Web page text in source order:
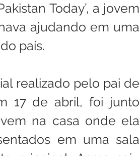
Today’, a jovem
ajudando em uma
país.
realizado pelo pai de
17 de abril, foi junto
na casa onde ela
em uma sala